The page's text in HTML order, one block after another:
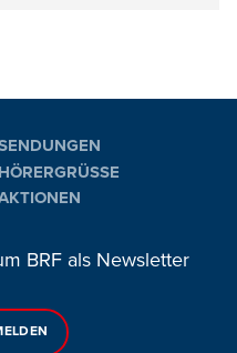
HÖRERGRÜSSE
BRF als Newsletter